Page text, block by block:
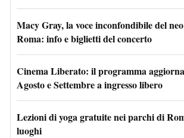
Macy Gray, la voce inconfondibile del
Roma: info e biglietti del concerto
Cinema Liberato: il programma
Agosto e Settembre a ingresso libero
Lezioni di yoga gratuite nei parchi di
luoghi